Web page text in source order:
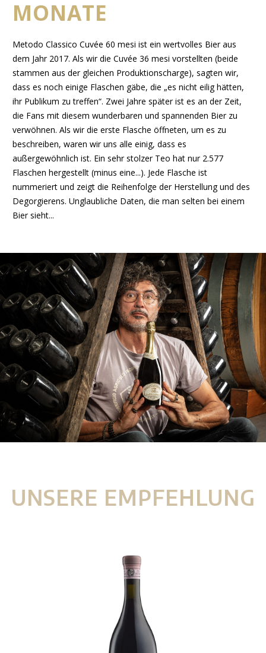
MONATE
Metodo Classico Cuvée 60 mesi ist ein wertvolles Bier aus
dem Jahr 2017. Als wir die Cuvée 36 mesi vorstellten (beide
stammen aus der gleichen Produktionscharge), sagten wir,
dass es noch einige Flaschen gäbe, die „es nicht eilig hätten,
ihr Publikum zu treffen“. Zwei Jahre später ist es an der Zeit,
die Fans mit diesem wunderbaren und spannenden Bier zu
verwöhnen. Als wir die erste Flasche öffneten, um es zu
beschreiben, waren wir uns alle einig, dass es
außergewöhnlich ist. Ein sehr stolzer Teo hat nur 2.577
Flaschen hergestellt (minus eine...). Jede Flasche ist
nummeriert und zeigt die Reihenfolge der Herstellung und des
Degorgierens. Unglaubliche Daten, die man selten bei einem
Bier sieht...
UNSERE EMPFEHLUNG